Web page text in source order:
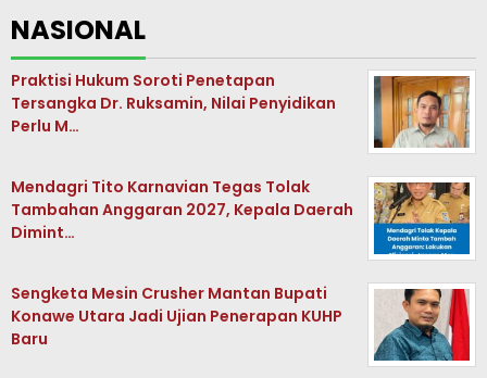
NASIONAL
Praktisi Hukum Soroti Penetapan
Tersangka Dr. Ruksamin, Nilai Penyidikan
Perlu M…
Mendagri Tito Karnavian Tegas Tolak
Tambahan Anggaran 2027, Kepala Daerah
Dimint…
Sengketa Mesin Crusher Mantan Bupati
Konawe Utara Jadi Ujian Penerapan KUHP
Baru